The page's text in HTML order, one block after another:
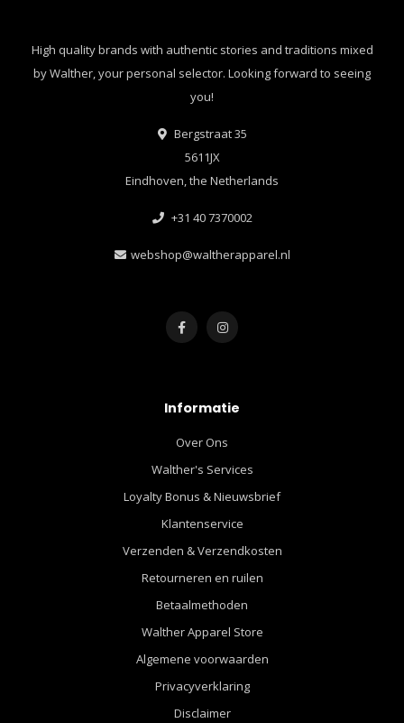
High quality brands with authentic stories and traditions mixed
by Walther, your personal selector. Looking forward to seeing
you!
Bergstraat 35
5611JX
Eindhoven, the Netherlands
+31 40 7370002
webshop@waltherapparel.nl
Informatie
Over Ons
Walther's Services
Loyalty Bonus & Nieuwsbrief
Klantenservice
Verzenden & Verzendkosten
Retourneren en ruilen
Betaalmethoden
Walther Apparel Store
Algemene voorwaarden
Privacyverklaring
Disclaimer